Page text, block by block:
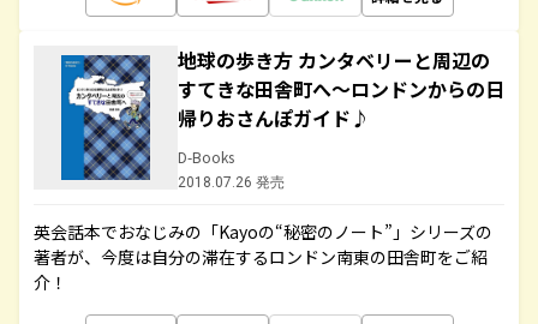
地球の歩き方 カンタベリーと周辺の
すてきな田舎町へ～ロンドンからの日
帰りおさんぽガイド♪
D-Books
2018.07.26 発売
英会話本でおなじみの「Kayoの“秘密のノート”」シリーズの
著者が、今度は自分の滞在するロンドン南東の田舎町をご紹
介！